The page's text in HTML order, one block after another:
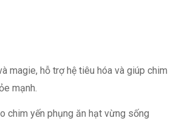
magie, hỗ trợ hệ tiêu hóa và giúp chim
mạnh.
chim yến phụng ăn hạt vừng sống